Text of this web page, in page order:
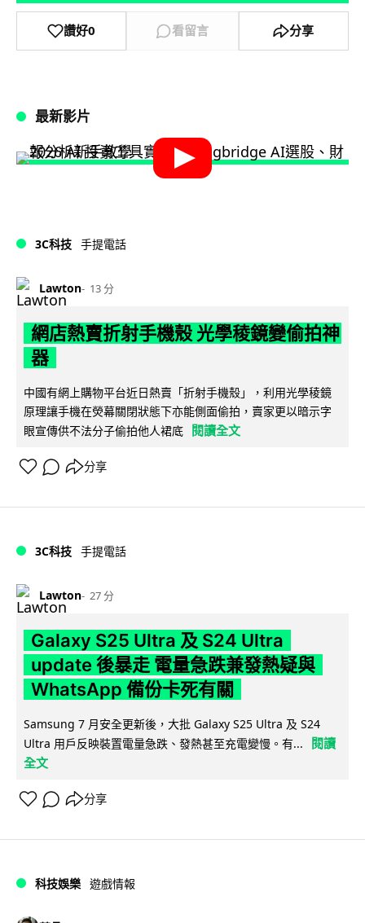
讚好0 看留言 分享
最新影片
3C科技 手提電話
Lawton 13 分
網店熱賣折射手機殼 光學稜鏡變偷拍神
器
中國有網上購物平台近日熱賣「折射手機殼」，利用光學稜鏡
原理讓手機在熒幕關閉狀態下亦能側面偷拍，賣家更以暗示字
眼宣傳供不法分子偷拍他人裙底 閱讀全文
分享
3C科技 手提電話
Lawton 27 分
Galaxy S25 Ultra 及 S24 Ultra
update 後暴走 電量急跌兼發熱疑與
WhatsApp 備份卡死有關
Samsung 7 月安全更新後，大批 Galaxy S25 Ultra 及 S24
Ultra 用戶反映裝置電量急跌、發熱甚至充電變慢。有...
閱讀
全文
分享
科技娛樂 遊戲情報